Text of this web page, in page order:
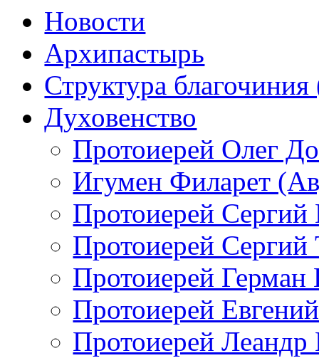
Новости
Архипастырь
Структура
Духовенство
Протоиерей Олег
Игумен Филарет
Протоиерей
Протоиерей Сергий
Протоиерей Герман
Протоиерей
Протоиерей Леандр